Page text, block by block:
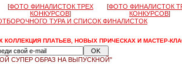
[ФОТО ФИНАЛИСТОК ТРЕХ
КОНКУРСОВ]
[ФОТО ФИНАЛИСТОК
КОНКУРСОВ]
ТУРА И СПИСОК ФИНАЛИСТОК
КОЛЛЕКЦИЯ ПЛАТЬЕВ, НОВЫХ ПРИЧЕСКАХ И МАСТЕР-
СУПЕР ОБРАЗ НА ВЫПУСКНОЙ"